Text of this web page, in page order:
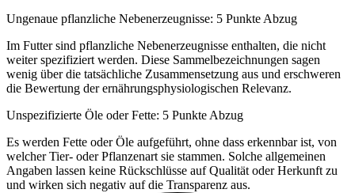
Ungenaue pflanzliche Nebenerzeugnisse: 5 Punkte Abzug
Im Futter sind pflanzliche Nebenerzeugnisse enthalten, die nicht
weiter spezifiziert werden. Diese Sammelbezeichnungen sagen
wenig über die tatsächliche Zusammensetzung aus und erschweren
die Bewertung der ernährungsphysiologischen Relevanz.
Unspezifizierte Öle oder Fette: 5 Punkte Abzug
Es werden Fette oder Öle aufgeführt, ohne dass erkennbar ist, von
welcher Tier- oder Pflanzenart sie stammen. Solche allgemeinen
Angaben lassen keine Rückschlüsse auf Qualität oder Herkunft zu
und wirken sich negativ auf die Transparenz aus.